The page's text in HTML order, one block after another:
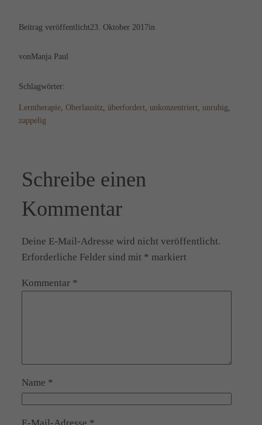
Beitrag veröffentlicht23. Oktober 2017in
vonManja Paul
Schlagwörter:
Lerntherapie Oberlausitz überfordert unkonzentriert unruhig
zappelig
Schreibe einen
Kommentar
Deine E-Mail-Adresse wird nicht veröffentlicht.
Erforderliche Felder sind mit * markiert
Kommentar *
Name *